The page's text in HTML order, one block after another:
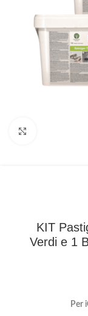
KIT
Verdi e 1
Per